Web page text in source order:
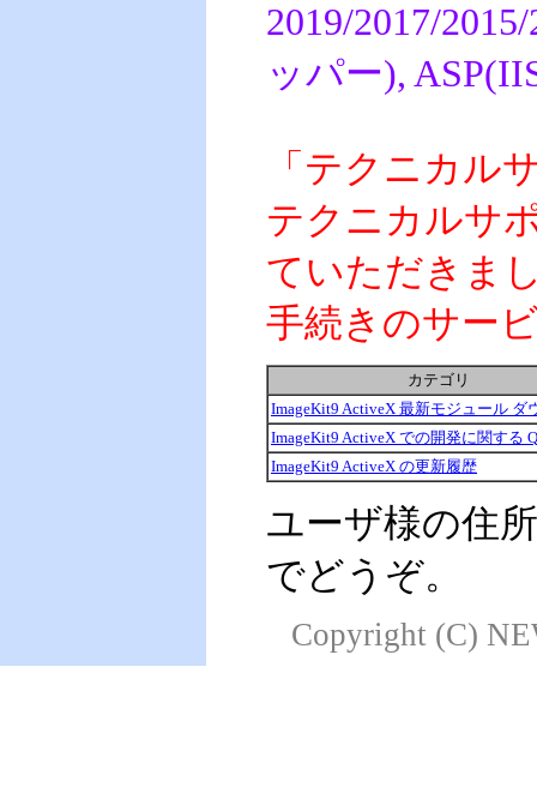
2019/2017/
ッパー),
「テクニカル
テクニカルサ
ていただきま
手続きのサー
カテゴリ
ImageKit9 ActiveX 最新モジュール ダ
ImageKit9 ActiveX での開発に関する
ImageKit9 ActiveX の更新履歴
ユーザ様の住
でどうぞ。
Copyright (C)